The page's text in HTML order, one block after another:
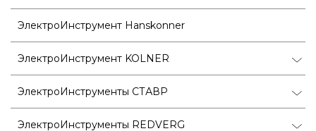
ЭлектроИнструмент Hanskonner
ЭлектроИнструмент KOLNER
ЭлектроИнструменты СТАВР
ЭлектроИнструменты REDVERG